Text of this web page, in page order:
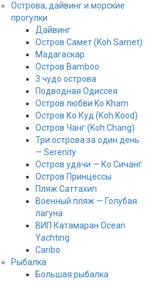
Острова, дайвинг и морские
прогулки
Дайвинг
Остров Самет (Koh Samet)
Мадагаскар
Остров Bamboo
3 чудо острова
Подводная Одиссея
Остров любви Ko Kham
Остров Ко Куд (Koh Kood)
Остров Чанг (Koh Chang)
Три острова за один день
— Serenity
Остров удачи — Ко Сичанг
Остров Принцессы
Пляж Саттахип
Военный пляж — Голубая
лагуна
ВИП Катамаран Ocean
Yachting
Caribo
Рыбалка
Большая рыбалка